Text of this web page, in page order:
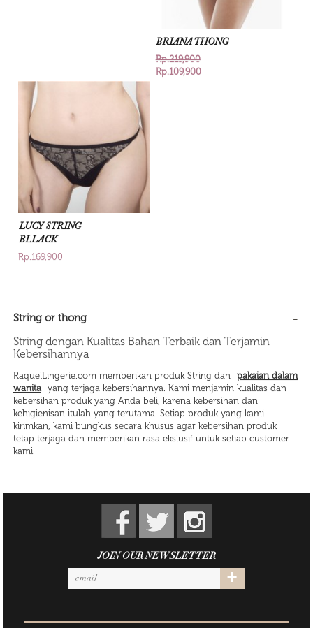
BRIANA THONG
Rp.219,900
Rp.109,900
LUCY STRING
BLLACK
Rp.169,900
String or thong
String dengan Kualitas Bahan Terbaik dan Terjamin
Kebersihannya
RaquelLingerie.com memberikan produk String dan
pakaian dalam
wanita yang terjaga kebersihannya. Kami menjamin kualitas dan
kebersihan produk yang Anda beli, karena kebersihan dan
kehigienisan itulah yang terutama. Setiap produk yang kami
kirimkan, kami bungkus secara khusus agar kebersihan produk
tetap terjaga dan memberikan rasa ekslusif untuk setiap customer
kami.
JOIN OUR NEWSLETTER